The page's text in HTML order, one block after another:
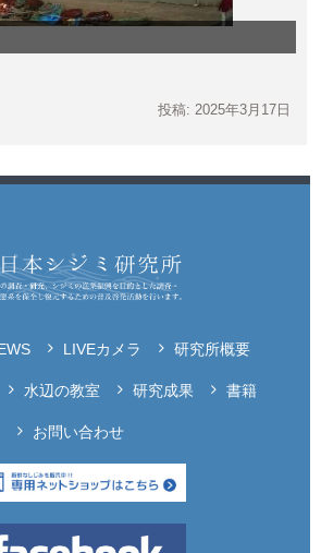
投稿: 2025年3月17日
LIVEカメラ 研究所概要
水辺の教室 研究成果 書籍
お問い合わせ